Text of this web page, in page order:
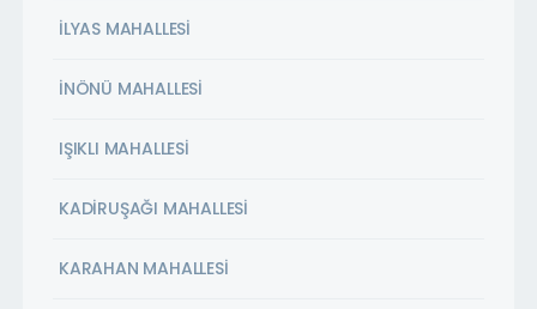
İLYAS MAHALLESİ
İNÖNÜ MAHALLESİ
IŞIKLI MAHALLESİ
KADİRUŞAĞI MAHALLESİ
KARAHAN MAHALLESİ